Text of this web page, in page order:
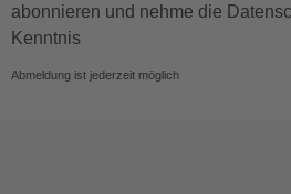
abonnieren und nehme die
Kenntnis
Abmeldung ist jederzeit möglich